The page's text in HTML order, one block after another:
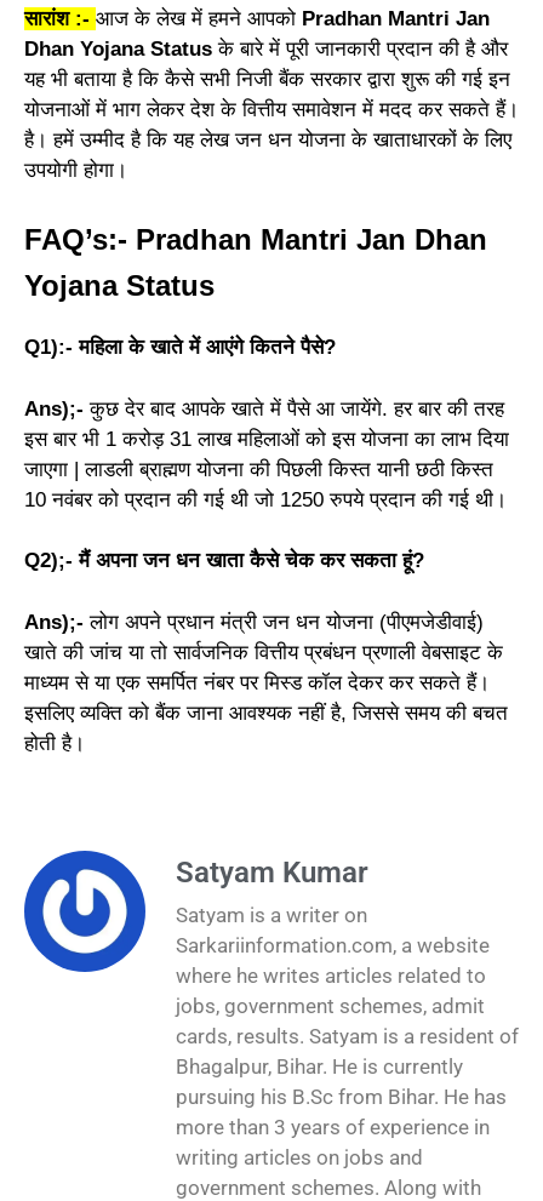
सारांश :- आज के लेख में हमने आपको Pradhan Mantri Jan
Dhan Yojana Status के बारे में पूरी जानकारी प्रदान की है और
यह भी बताया है कि कैसे सभी निजी बैंक सरकार द्वारा शुरू की गई इन
योजनाओं में भाग लेकर देश के वित्तीय समावेशन में मदद कर सकते हैं।
है। हमें उम्मीद है कि यह लेख जन धन योजना के खाताधारकों के लिए
उपयोगी होगा।
FAQ’s:- Pradhan Mantri Jan Dhan
Yojana Status
Q1):- महिला के खाते में आएंगे कितने पैसे?
Ans);- कुछ देर बाद आपके खाते में पैसे आ जायेंगे. हर बार की तरह
इस बार भी 1 करोड़ 31 लाख महिलाओं को इस योजना का लाभ दिया
जाएगा | लाडली ब्राह्मण योजना की पिछली किस्त यानी छठी किस्त
10 नवंबर को प्रदान की गई थी जो 1250 रुपये प्रदान की गई थी।
Q2);- मैं अपना जन धन खाता कैसे चेक कर सकता हूं?
Ans);- लोग अपने प्रधान मंत्री जन धन योजना (पीएमजेडीवाई)
खाते की जांच या तो सार्वजनिक वित्तीय प्रबंधन प्रणाली वेबसाइट के
माध्यम से या एक समर्पित नंबर पर मिस्ड कॉल देकर कर सकते हैं।
इसलिए व्यक्ति को बैंक जाना आवश्यक नहीं है, जिससे समय की बचत
होती है।
Satyam Kumar
Satyam is a writer on
Sarkariinformation.com, a website
where he writes articles related to
jobs, government schemes, admit
cards, results. Satyam is a resident of
Bhagalpur, Bihar. He is currently
pursuing his B.Sc from Bihar. He has
more than 3 years of experience in
writing articles on jobs and
government schemes. Along with